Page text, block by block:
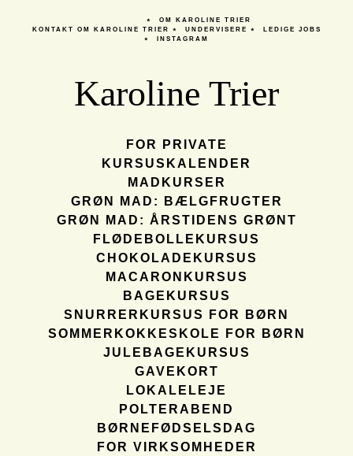
KONTAKT
OM KAROLINE TRIER
OM KAROLINE TRIER
UNDERVISERE
LEDIGE JOBS
INSTAGRAM
Karoline Trier
FOR PRIVATE
KURSUSKALENDER
MADKURSER
GRØN MAD: BÆLGFRUGTER
GRØN MAD: ÅRSTIDENS GRØNT
FLØDEBOLLEKURSUS
CHOKOLADEKURSUS
MACARONKURSUS
BAGEKURSUS
SNURRERKURSUS FOR BØRN
SOMMERKOKKESKOLE FOR BØRN
JULEBAGEKURSUS
GAVEKORT
LOKALELEJE
POLTERABEND
BØRNEFØDSELSDAG
FOR VIRKSOMHEDER